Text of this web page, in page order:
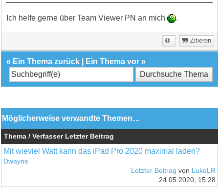
Ich helfe gerne über Team Viewer PN an mich .
Zitieren
« Ein Thema zurück Ein Thema vor »
Möglicherweise verwandte Themen…
Thema / Verfasser Letzter Beitrag
Mit wieviel Watt kann das iPad Pro 2020 maximal laden?
Dwayne
Letzter Beitrag von LukeLR
24.05.2020, 15:28